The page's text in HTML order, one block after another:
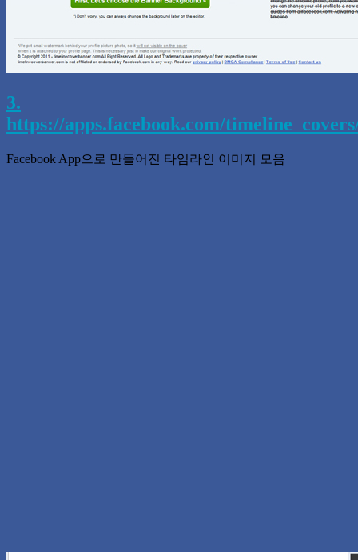
3.
https://apps.facebook.com/
Facebook App으로 만들어진 타임라인 이미지 모음